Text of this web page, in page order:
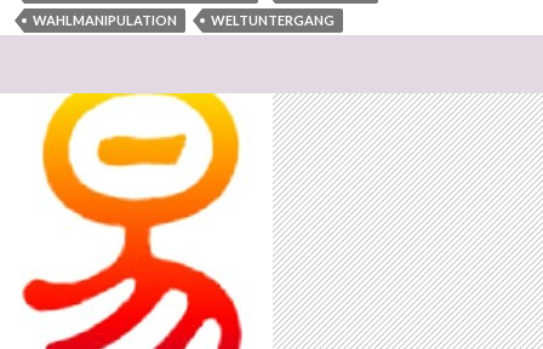
WAHLMANIPULATION WELTUNTERGANG